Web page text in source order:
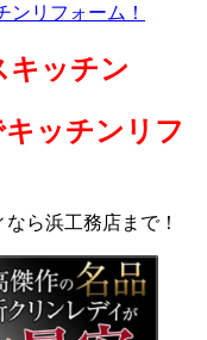
リフォーム！
キッチン
ッチンリフ
ら浜工務店まで！